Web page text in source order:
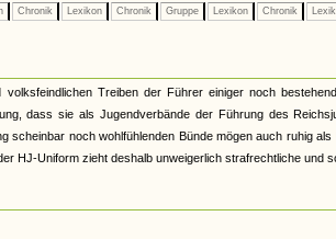
Chronik Lexikon Chronik Gruppe Lexikon Chronik
Treiben der Führer einiger noch
dass sie als Jugendverbände der Führung des
noch wohlfühlenden Bünde mögen auch ruhig
HJ-Uniform zieht deshalb unweigerlich strafrechtliche und